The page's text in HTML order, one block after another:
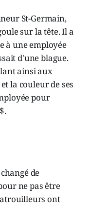
St-Germain,
sur la tête. Il a
à une employée
d'une blague.
ainsi aux
la couleur de ses
pour
de
ne pas être
ont